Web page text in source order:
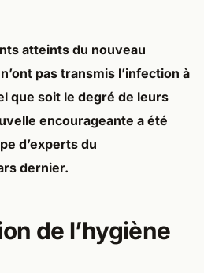
atteints du nouveau
pas transmis l’infection à
que soit le degré de leurs
encourageante a été
d’experts du
dernier.
de l’hygiène